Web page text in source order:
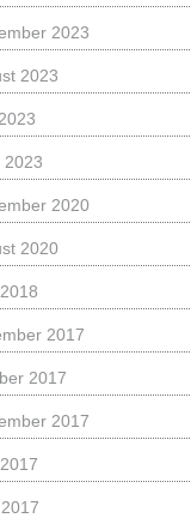
2023
2023
2023
2020
2020
2017
2017
2017